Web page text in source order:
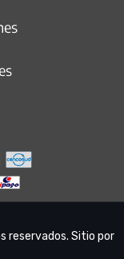
reservados. Sitio por